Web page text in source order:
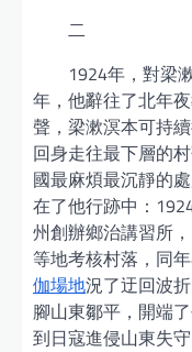
二
1924年，對梁
年，他辭往了北年
聲，梁漱溟本可持
回身走往最下層的
國最麻煩最沉靜的
在了他行跡中：
州創辦鄉治講習所
等地考核村落，同
伽場地況了迂回波
腳山東鄒平，開端
到日寇進侵山東失